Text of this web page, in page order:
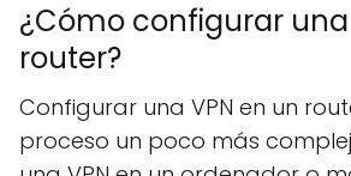
¿Cómo configurar una
router?
Configurar una VPN en un
proceso un poco más